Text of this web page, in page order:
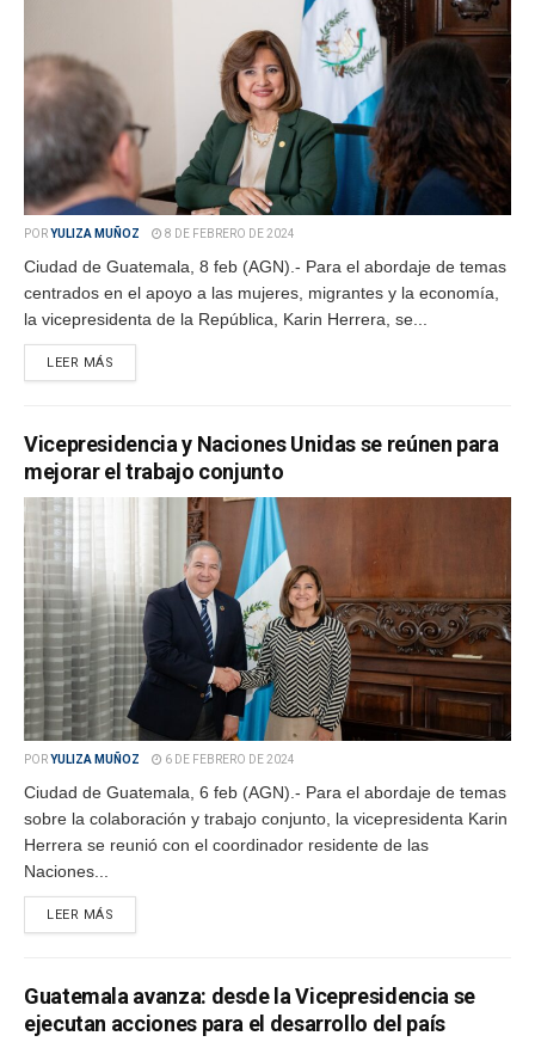
PORYULIZA MUÑOZ 8 DE FEBRERO DE 2024
Ciudad de Guatemala, 8 feb (AGN).- Para el abordaje de temas
centrados en el apoyo a las mujeres, migrantes y la economía,
la vicepresidenta de la República, Karin Herrera, se...
LEER MÁS
Vicepresidencia y Naciones Unidas se reúnen para
mejorar el trabajo conjunto
PORYULIZA MUÑOZ 6 DE FEBRERO DE 2024
Ciudad de Guatemala, 6 feb (AGN).- Para el abordaje de temas
sobre la colaboración y trabajo conjunto, la vicepresidenta Karin
Herrera se reunió con el coordinador residente de las
Naciones...
LEER MÁS
Guatemala avanza: desde la Vicepresidencia se
ejecutan acciones para el desarrollo del país